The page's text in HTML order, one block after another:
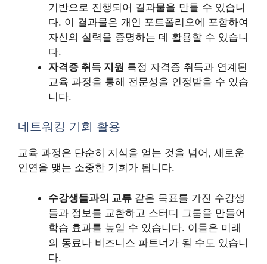
기반으로 진행되어 결과물을 만들 수 있습니
다. 이 결과물은 개인 포트폴리오에 포함하여
자신의 실력을 증명하는 데 활용할 수 있습니
다.
자격증 취득 지원 특정 자격증 취득과 연계된
교육 과정을 통해 전문성을 인정받을 수 있습
니다.
네트워킹 기회 활용
교육 과정은 단순히 지식을 얻는 것을 넘어, 새로운
인연을 맺는 소중한 기회가 됩니다.
수강생들과의 교류 같은 목표를 가진 수강생
들과 정보를 교환하고 스터디 그룹을 만들어
학습 효과를 높일 수 있습니다. 이들은 미래
의 동료나 비즈니스 파트너가 될 수도 있습니
다.